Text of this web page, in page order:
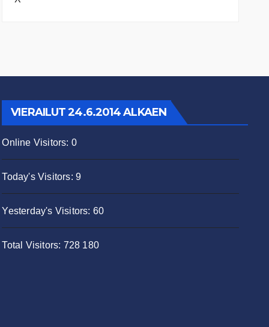
VIERAILUT 24.6.2014 ALKAEN
Online Visitors: 0
Today's Visitors: 9
Yesterday's Visitors: 60
Total Visitors: 728 180